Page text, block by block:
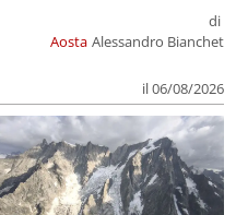
Aosta
di
Alessandro Bianchet
il 06/08/2026